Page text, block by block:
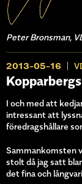
Peter Bronsman,
2013-05-16
I och med att
intressant att
föredragshållare
Sammankomsten
stolt då jag satt
det fina och